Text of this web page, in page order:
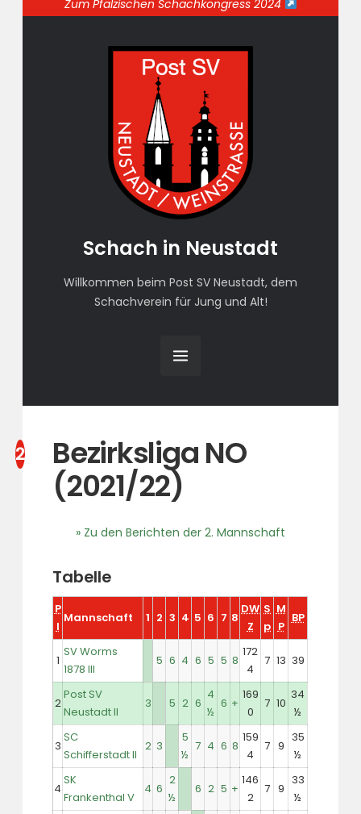
Zum Pfälzischen Schachkongress 2024
Schach in Neustadt
Willkommen beim Post SV Neustadt, dem
Schachverein für Jung und Alt!
Bezirksliga NO
(2021/22)
» Zu den Berichten der 2. Mannschaft
Tabelle
P
l
Mannschaft 1 2 3 4 5 6 7 8
DW
Z
S
p
M
P
BP
1
SV Worms
1878 III
5 6 4 6 5 5 8
172
4
7 13 39
2
Post SV
Neustadt II
3 5 2 6
4
½
6 +
169
0
7 10
34
½
3
SC
Schifferstadt II
2 3
5
½
7 4 6 8
159
4
7 9
35
½
4
SK
Frankenthal V
4 6
2
½
6 2 5 +
146
2
7 9
33
½